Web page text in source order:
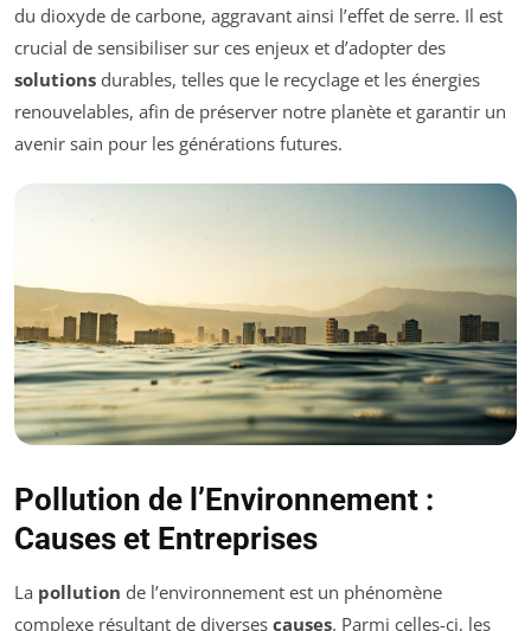
du dioxyde de carbone, aggravant ainsi l’effet de serre. Il est
crucial de sensibiliser sur ces enjeux et d’adopter des
solutions durables, telles que le recyclage et les énergies
renouvelables, afin de préserver notre planète et garantir un
avenir sain pour les générations futures.
Pollution de l’Environnement :
Causes et Entreprises
La pollution de l’environnement est un phénomène
complexe résultant de diverses causes. Parmi celles-ci, les